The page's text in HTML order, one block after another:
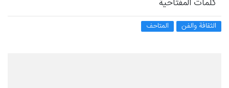
كلمات المفتاحية
الثقافة والفن المتاحف